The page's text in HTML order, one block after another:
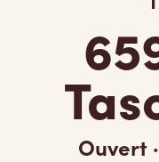
Ouvert ·